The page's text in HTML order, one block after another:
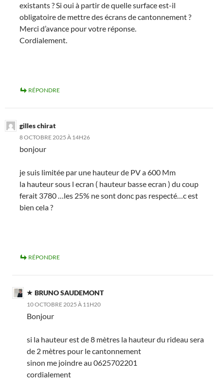
existants ? Si oui à partir de quelle surface est-il
obligatoire de mettre des écrans de cantonnement ?
Merci d’avance pour votre réponse.
Cordialement.
RÉPONDRE
gilles chirat
8 OCTOBRE 2025 À 14H26
bonjour
je suis limitée par une hauteur de PV a 600 Mm
la hauteur sous l ecran ( hauteur basse ecran ) du coup
ferait 3780 …les 25% ne sont donc pas respecté…c est
bien cela ?
RÉPONDRE
BRUNO SAUDEMONT
10 OCTOBRE 2025 À 11H20
Bonjour
si la hauteur est de 8 mètres la hauteur du rideau sera
de 2 mètres pour le cantonnement
sinon me joindre au 0625702201
cordialement